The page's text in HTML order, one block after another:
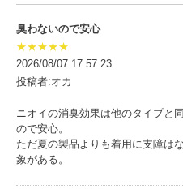
臭わないので安心
★★★★★
2026/08/07 17:57:23
投稿者:オカ
ニオイの消臭効果は他のタイプと
ので安心。
ただ夏の製品よりも着用に支障は
象がある。